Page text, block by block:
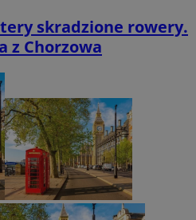
skradzione rowery.
z Chorzowa